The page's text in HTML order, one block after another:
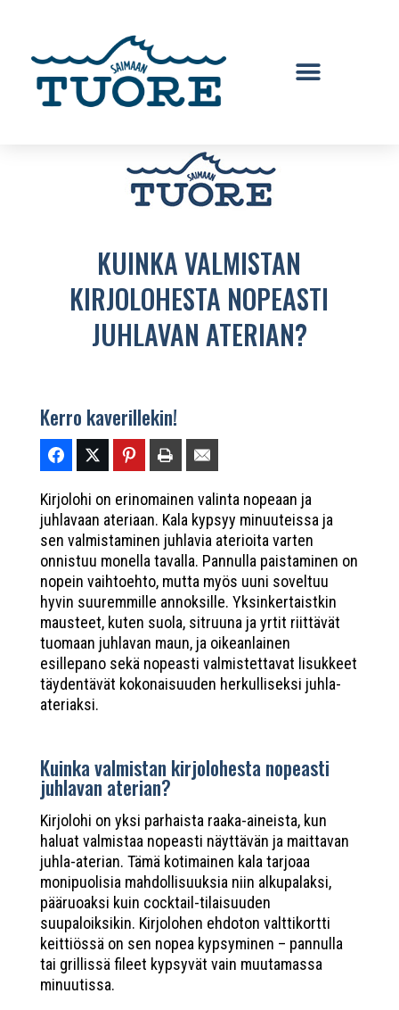
KUINKA VALMISTAN
KIRJOLOHESTA NOPEASTI
JUHLAVAN ATERIAN?
Kerro kaverillekin!
Kirjolohi on erinomainen valinta nopeaan ja
juhlavaan ateriaan. Kala kypsyy minuuteissa ja
sen valmistaminen juhlavia aterioita varten
onnistuu monella tavalla. Pannulla paistaminen on
nopein vaihtoehto, mutta myös uuni soveltuu
hyvin suuremmille annoksille. Yksinkertaistkin
mausteet, kuten suola, sitruuna ja yrtit riittävät
tuomaan juhlavan maun, ja oikeanlainen
esillepano sekä nopeasti valmistettavat lisukkeet
täydentävät kokonaisuuden herkulliseksi juhla-
ateriaksi.
Kuinka valmistan kirjolohesta nopeasti
juhlavan aterian?
Kirjolohi on yksi parhaista raaka-aineista, kun
haluat valmistaa nopeasti näyttävän ja maittavan
juhla-aterian. Tämä kotimainen kala tarjoaa
monipuolisia mahdollisuuksia niin alkupalaksi,
pääruoaksi kuin cocktail-tilaisuuden
suupaloiksikin. Kirjolohen ehdoton valttikortti
keittiössä on sen nopea kypsyminen – pannulla
tai grillissä fileet kypsyvät vain muutamassa
minuutissa.